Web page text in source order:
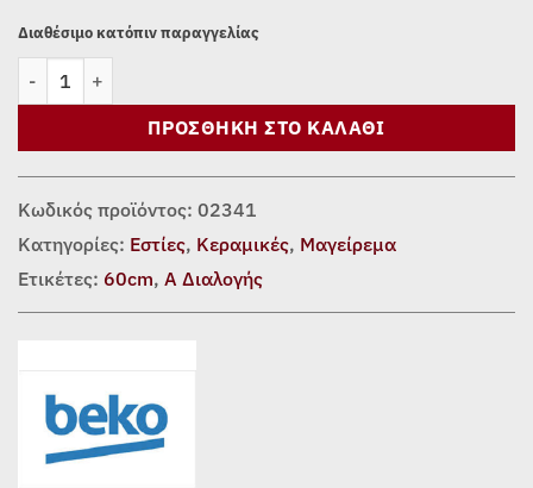
Διαθέσιμο κατόπιν παραγγελίας
ΕΣΤΙΑ ΚΕΡΑΜΙΚΗ BEKO HIC64400E ποσότητα
ΠΡΟΣΘΉΚΗ ΣΤΟ ΚΑΛΆΘΙ
Κωδικός προϊόντος: 02341
Κατηγορίες: Εστίες, Κεραμικές, Μαγείρεμα
Ετικέτες: 60cm, Α Διαλογής